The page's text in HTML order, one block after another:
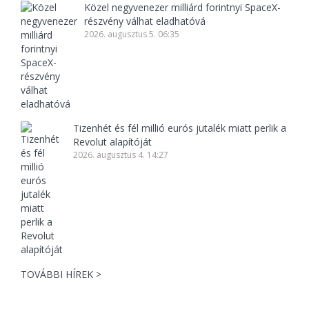
Közel negyvenezer milliárd forintnyi SpaceX-
részvény válhat eladhatóvá
2026. augusztus 5. 06:35
Tizenhét és fél millió eurós jutalék miatt perlik a
Revolut alapítóját
2026. augusztus 4. 14:27
TOVÁBBI HÍREK >